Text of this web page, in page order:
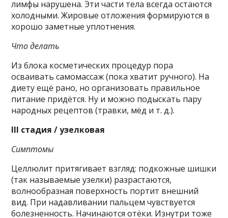
лимфы нарушена. Эти части тела всегда остаются
холодными. Жировые отложения формируются в
хорошо заметные уплотнения.
Что делать
Из блока косметических процедур пора
осваивать самомассаж (пока хватит ручного). На
диету ещё рано, но организовать правильное
питание придётся. Ну и можно подыскать пару
народных рецептов (травки, мёд и т. д.).
III стадия / узелковая
Симптомы
Целлюлит притягивает взгляд: подкожные шишки
(так называемые узелки) разрастаются,
волнообразная поверхность портит внешний
вид. При надавливании пальцем чувствуется
болезненность. Начинаются отёки. Изнутри тоже